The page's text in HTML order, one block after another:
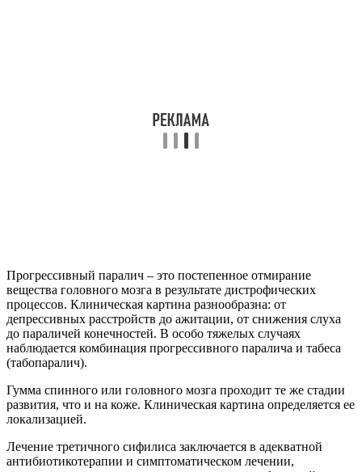
Прогрессивный паралич – это постепенное отмирание
вещества головного мозга в результате дистрофических
процессов. Клиническая картина разнообразна: от
депрессивных расстройств до ажитации, от снижения слуха
до параличей конечностей. В особо тяжелых случаях
наблюдается комбинация прогрессивного паралича и табеса
(табопаралич).
Гумма спинного или головного мозга проходит те же стадии
развития, что и на коже. Клиническая картина определяется ее
локализацией.
Лечение третичного сифилиса заключается в адекватной
антибиотикотерапии и симптоматическом лечении,